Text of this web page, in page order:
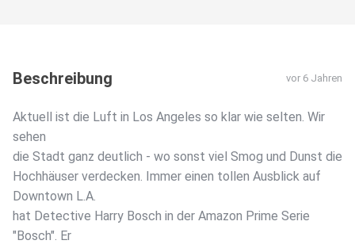
Beschreibung vor 6 Jahren
Aktuell ist die Luft in Los Angeles so klar wie selten. Wir
sehen
die Stadt ganz deutlich - wo sonst viel Smog und Dunst die
Hochhäuser verdecken. Immer einen tollen Ausblick auf
Downtown L.A.
hat Detective Harry Bosch in der Amazon Prime Serie
"Bosch". Er